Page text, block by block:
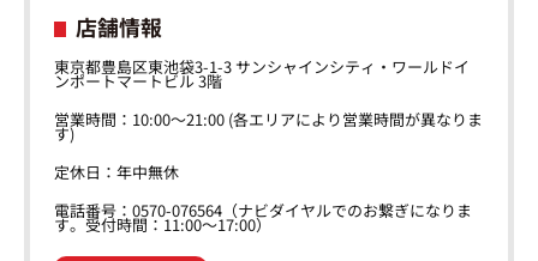
店舗情報
東京都豊島区東池袋3-1-3 サンシャインシティ・ワールドイ
ンポートマートビル 3階
営業時間：10:00～21:00 (各エリアにより営業時間が異なりま
す)
定休日：年中無休
電話番号：0570-076564（ナビダイヤルでのお繋ぎになりま
す。受付時間：11:00～17:00）